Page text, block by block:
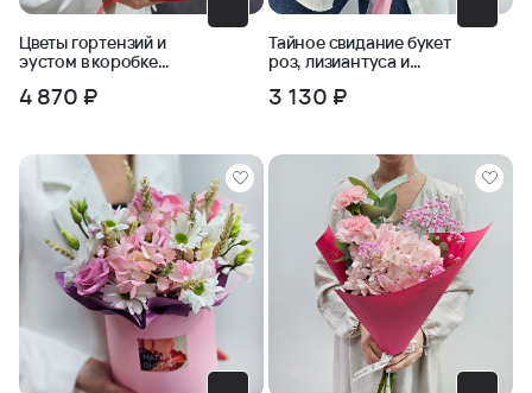
Цветы гортензий и
эустом в коробке
4 870 ₽
Тайное свидание букет
роз, лизиантуса и
3 130 ₽